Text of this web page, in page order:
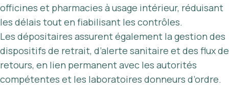
officines et pharmacies à usage intérieur, réduisant
les délais tout en fiabilisant les contrôles.
Les dépositaires assurent également la gestion des
dispositifs de retrait, d’alerte sanitaire et des flux de
retours, en lien permanent avec les autorités
compétentes et les laboratoires donneurs d’ordre.